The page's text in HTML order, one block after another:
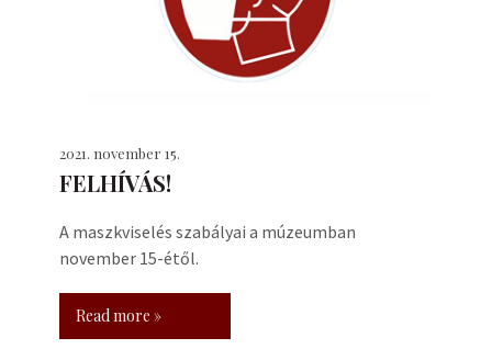
2021. november 15.
FELHÍVÁS!
A maszkviselés szabályai a múzeumban
november 15-étől.
Read more »